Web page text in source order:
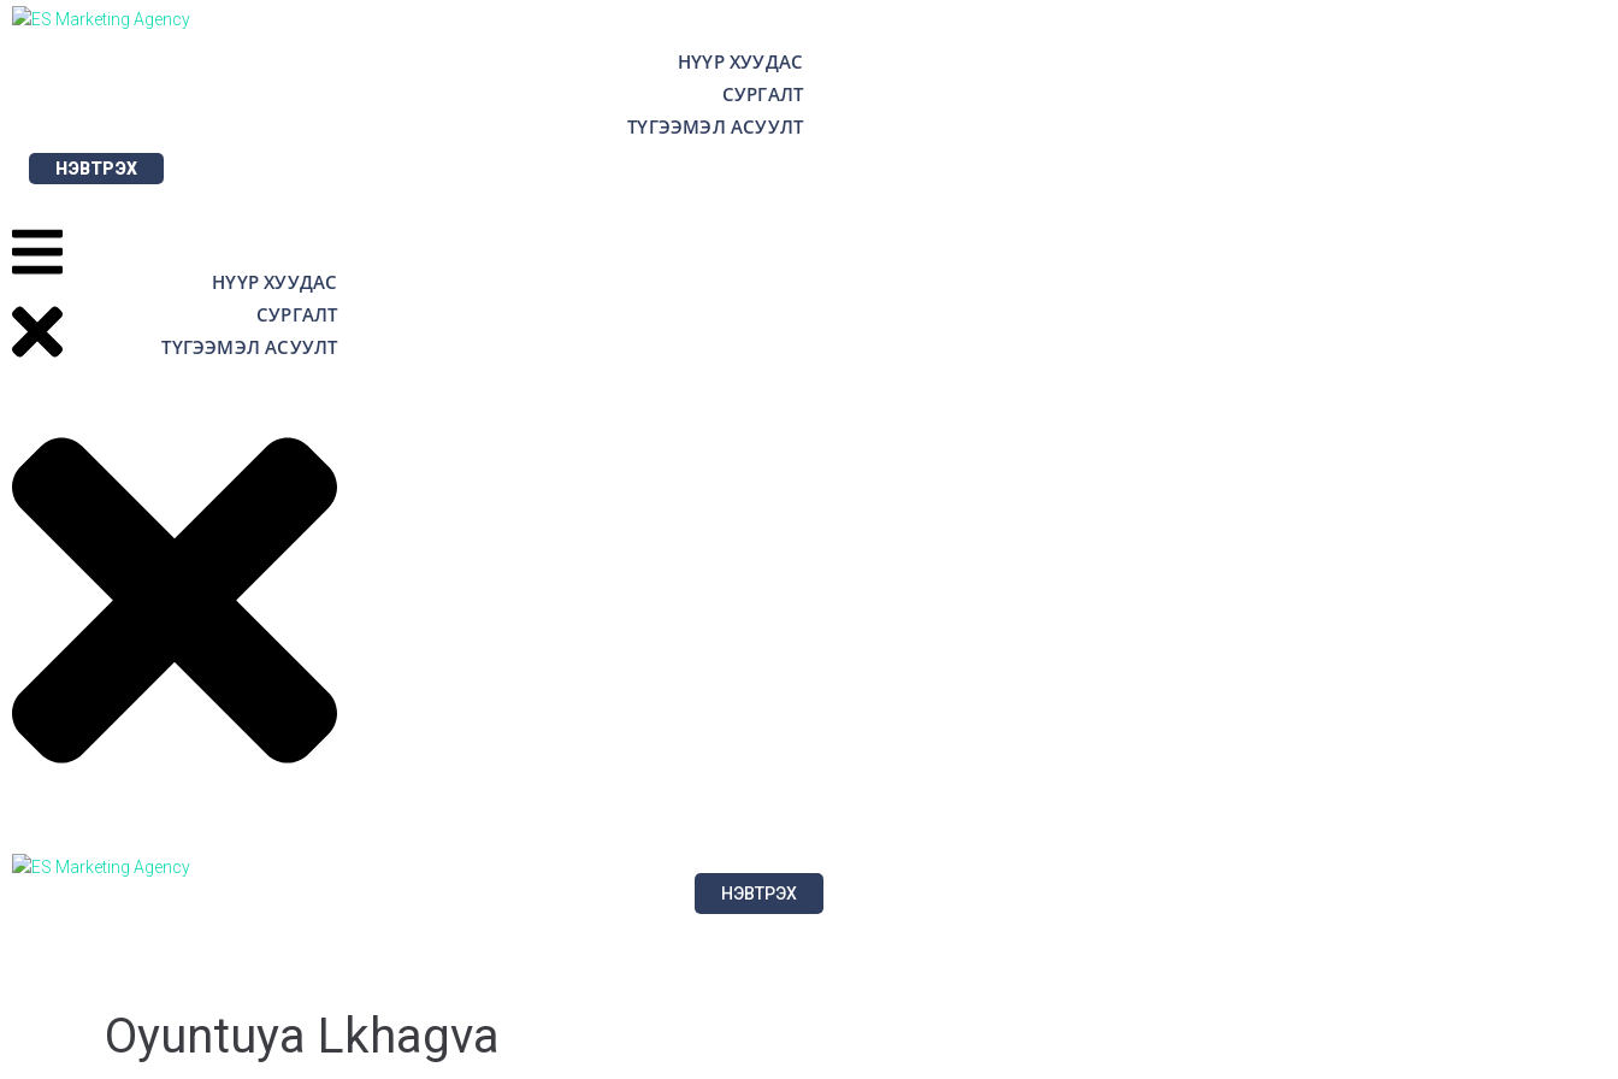
Skip
НҮҮР ХУУДАС
СУРГАЛТ
ТҮГЭЭМЭЛ АСУУЛТ
НЭВТРЭХ
НҮҮР ХУУДАС
СУРГАЛТ
ТҮГЭЭМЭЛ АСУУЛТ
НЭВТРЭХ
Oyuntuya Lkhagva